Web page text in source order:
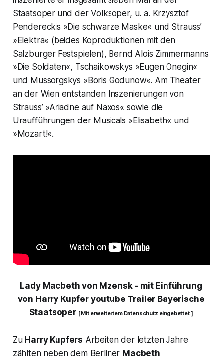
Staatsoper und der Volksoper, u. a. Krzysztof
Pendereckis »Die schwarze Maske« und Strauss’
»Elektra« (beides Koproduktionen mit den
Salzburger Festspielen), Bernd Alois Zimmermanns
»Die Soldaten«, Tschaikowskys »Eugen Onegin«
und Mussorgskys »Boris Godunow«. Am Theater
an der Wien entstanden Inszenierungen von
Strauss’ »Ariadne auf Naxos« sowie die
Uraufführungen der Musicals »Elisabeth« und
»Mozart!«.
Lady Macbeth von Mzensk - mit Einführung
von Harry Kupfer youtube Trailer Bayerische
Staatsoper [ Mit erweitertem Datenschutz eingebettet ]
ZuHarry Kupfers Arbeiten der letzten Jahre
zählten neben dem Berliner Macbeth